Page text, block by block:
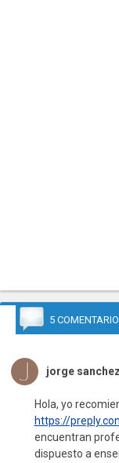
5
jorge sanchez
Hola, yo
https://
encuentran
dispuesto a